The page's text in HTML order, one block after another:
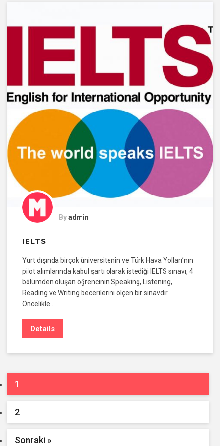
Byadmin
IELTS
Yurt dışında birçok üniversitenin ve Türk Hava Yolları’nın
pilot alımlarında kabul şartı olarak istediği IELTS sınavı, 4
bölümden oluşan öğrencinin Speaking, Listening,
Reading ve Writing becerilerini ölçen bir sınavdır.
Öncelikle…
Details
1
2
Sonraki »